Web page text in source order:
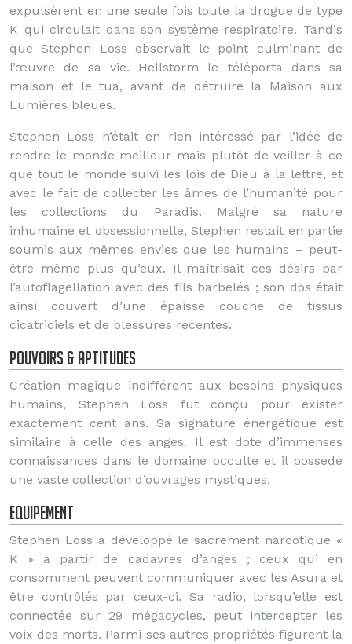
expulsèrent en une seule fois toute la drogue de type
K qui circulait dans son système respiratoire. Tandis
que Stephen Loss observait le point culminant de
l’œuvre de sa vie. Hellstorm le téléporta dans sa
maison et le tua, avant de détruire la Maison aux
Lumières bleues.
Stephen Loss n’était en rien intéressé par l’idée de
rendre le monde meilleur mais plutôt de veiller à ce
que tout le monde suivi les lois de Dieu à la lettre, et
avec le fait de collecter les âmes de l’humanité pour
les collections du Paradis. Malgré sa nature
inhumaine et obsessionnelle, Stephen restait en partie
soumis aux mêmes envies que les humains – peut-
être même plus qu’eux. Il maîtrisait ces désirs par
l’autoflagellation avec des fils barbelés ; son dos était
ainsi couvert d’une épaisse couche de tissus
cicatriciels et de blessures récentes.
Pouvoirs & aptitudes
Création magique indifférent aux besoins physiques
humains, Stephen Loss fut conçu pour exister
exactement cent ans. Sa signature énergétique est
similaire à celle des anges. Il est doté d’immenses
connaissances dans le domaine occulte et il possède
une vaste collection d’ouvrages mystiques.
Equipement
Stephen Loss a développé le sacrement narcotique «
K » à partir de cadavres d’anges ; ceux qui en
consomment peuvent communiquer avec les Asura et
être contrôlés par ceux-ci. Sa radio, lorsqu’elle est
connectée sur 29 mégacycles, peut intercepter les
voix des morts. Parmi ses autres propriétés figurent la